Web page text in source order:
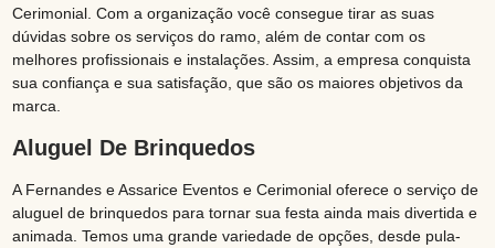
Cerimonial. Com a organização você consegue tirar as suas
dúvidas sobre os serviços do ramo, além de contar com os
melhores profissionais e instalações. Assim, a empresa conquista
sua confiança e sua satisfação, que são os maiores objetivos da
marca.
Aluguel De Brinquedos
A Fernandes e Assarice Eventos e Cerimonial oferece o serviço de
aluguel de brinquedos para tornar sua festa ainda mais divertida e
animada. Temos uma grande variedade de opções, desde pula-